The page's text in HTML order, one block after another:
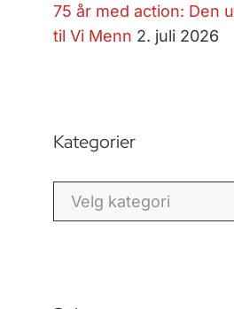
75 år med action: Den
til Vi Menn 2. juli 2026
Kategorier
Kategorier